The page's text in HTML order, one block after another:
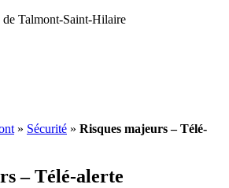
Talmont-Saint-Hilaire
» Sécurité » Risques majeurs – Télé-
– Télé-alerte